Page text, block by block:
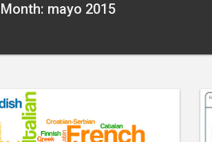
Month: mayo 2015